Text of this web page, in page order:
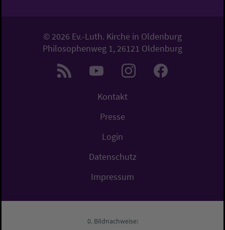
© 2026 Ev.-Luth. Kirche in Oldenburg
Philosophenweg 1, 26121 Oldenburg
Kontakt
Presse
Login
Datenschutz
Impressum
Bildnachweise: